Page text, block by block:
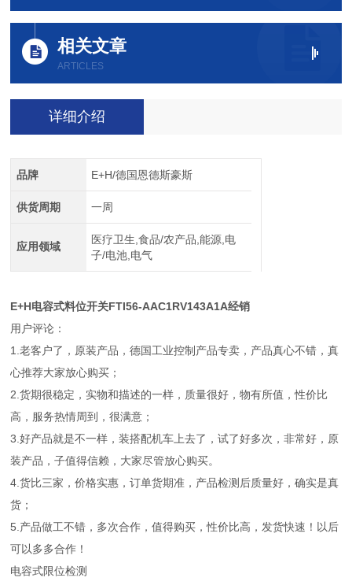
相关文章
ARTICLES
详细介绍
品牌 E+H/德国恩德斯豪斯
供货周期 一周
应用领域
医疗卫生,食品/农产品,能源,电
子/电池,电气
E+H电容式料位开关FTI56-AAC1RV143A1A经销
用户评论：
1.老客户了，原装产品，德国工业控制产品专卖，产品真心不错，真
心推荐大家放心购买；
2.货期很稳定，实物和描述的一样，质量很好，物有所值，性价比
高，服务热情周到，很满意；
3.好产品就是不一样，装搭配机车上去了，试了好多次，非常好，原
装产品，子值得信赖，大家尽管放心购买。
4.货比三家，价格实惠，订单货期准，产品检测后质量好，确实是真
货；
5.产品做工不错，多次合作，值得购买，性价比高，发货快速！以后
可以多多合作！
电容式限位检测